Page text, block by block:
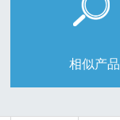
相似产品